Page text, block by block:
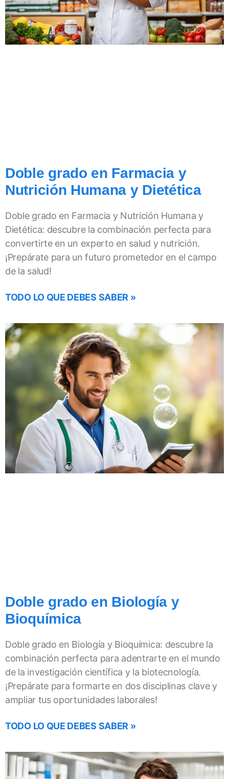
Doble grado en Farmacia y
Nutrición Humana y Dietética
Doble grado en Farmacia y Nutrición Humana y
Dietética: descubre la combinación perfecta para
convertirte en un experto en salud y nutrición.
¡Prepárate para un futuro prometedor en el campo
de la salud!
TODO LO QUE DEBES SABER »
Doble grado en Biología y
Bioquímica
Doble grado en Biología y Bioquímica: descubre la
combinación perfecta para adentrarte en el mundo
de la investigación científica y la biotecnología.
¡Prepárate para formarte en dos disciplinas clave y
ampliar tus oportunidades laborales!
TODO LO QUE DEBES SABER »